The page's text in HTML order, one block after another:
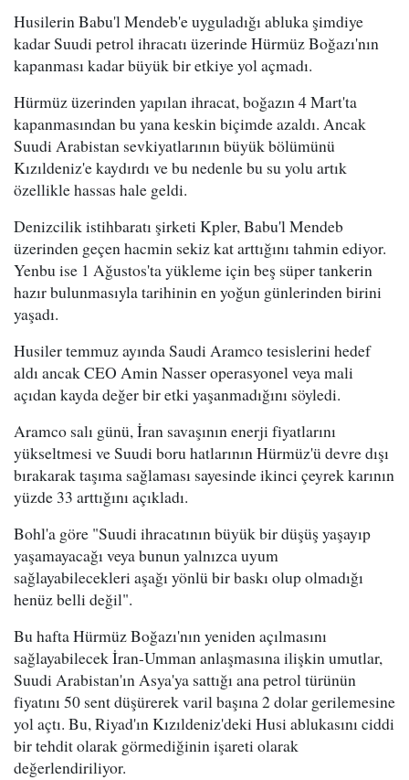
Husilerin Babu'l Mendeb'e uyguladığı abluka şimdiye
kadar Suudi petrol ihracatı üzerinde Hürmüz Boğazı'nın
kapanması kadar büyük bir etkiye yol açmadı.
Hürmüz üzerinden yapılan ihracat, boğazın 4 Mart'ta
kapanmasından bu yana keskin biçimde azaldı. Ancak
Suudi Arabistan sevkiyatlarının büyük bölümünü
Kızıldeniz'e kaydırdı ve bu nedenle bu su yolu artık
özellikle hassas hale geldi.
Denizcilik istihbaratı şirketi Kpler, Babu'l Mendeb
üzerinden geçen hacmin sekiz kat arttığını tahmin ediyor.
Yenbu ise 1 Ağustos'ta yükleme için beş süper tankerin
hazır bulunmasıyla tarihinin en yoğun günlerinden birini
yaşadı.
Husiler temmuz ayında Saudi Aramco tesislerini hedef
aldı ancak CEO Amin Nasser operasyonel veya mali
açıdan kayda değer bir etki yaşanmadığını söyledi.
Aramco salı günü, İran savaşının enerji fiyatlarını
yükseltmesi ve Suudi boru hatlarının Hürmüz'ü devre dışı
bırakarak taşıma sağlaması sayesinde ikinci çeyrek karının
yüzde 33 arttığını açıkladı.
Bohl'a göre "Suudi ihracatının büyük bir düşüş yaşayıp
yaşamayacağı veya bunun yalnızca uyum
sağlayabilecekleri aşağı yönlü bir baskı olup olmadığı
henüz belli değil".
Bu hafta Hürmüz Boğazı'nın yeniden açılmasını
sağlayabilecek İran-Umman anlaşmasına ilişkin umutlar,
Suudi Arabistan'ın Asya'ya sattığı ana petrol türünün
fiyatını 50 sent düşürerek varil başına 2 dolar gerilemesine
yol açtı. Bu, Riyad'ın Kızıldeniz'deki Husi ablukasını ciddi
bir tehdit olarak görmediğinin işareti olarak
değerlendiriliyor.